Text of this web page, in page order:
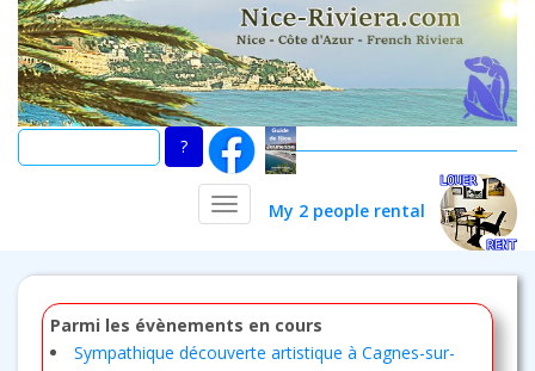
Skip
main
content
My 2 people rental
TOGGLE NAVIGATION
Parmi les évènements en cours
Sympathique découverte artistique à Cagnes-sur-